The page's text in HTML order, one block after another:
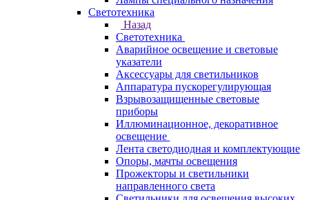
Светотехника
Назад
Светотехника
Аварийное освещение и световые
указатели
Аксессуары для светильников
Аппаратура пускорегулирующая
Взрывозащищенные световые
приборы
Иллюминационное, декоративное
освещение
Лента светодиодная и комплектующие
Опоры, мачты освещения
Прожекторы и светильники
направленного света